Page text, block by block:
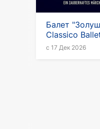
Балет
Classico
2026-2027
с 17 Дек 2026